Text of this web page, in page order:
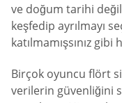
ve doğum tarihi
keşfedip ayrılmayı
katılmamışsınız gibi
Birçok oyuncu flört
verilerin güvenliğini